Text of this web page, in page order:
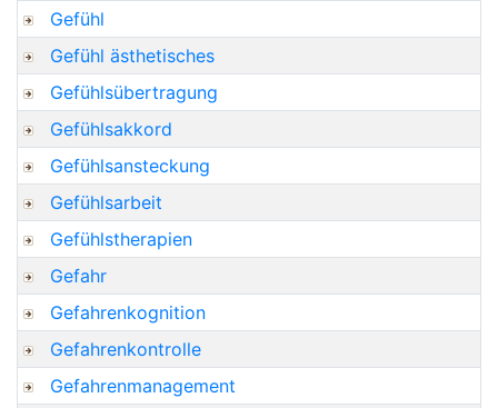
Gefühl
Gefühl ästhetisches
Gefühlsübertragung
Gefühlsakkord
Gefühlsansteckung
Gefühlsarbeit
Gefühlstherapien
Gefahr
Gefahrenkognition
Gefahrenkontrolle
Gefahrenmanagement